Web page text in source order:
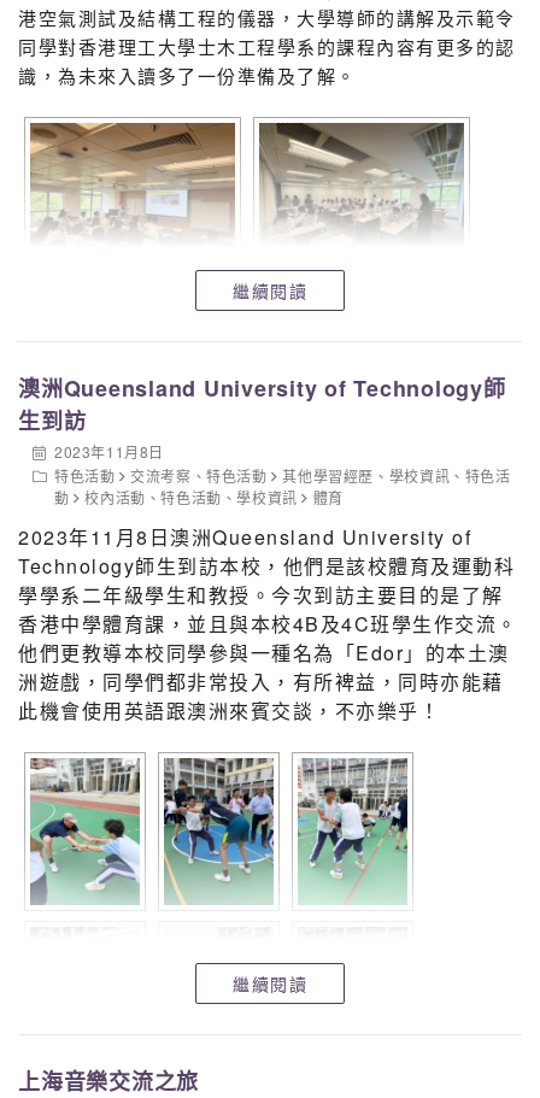
港空氣測試及結構工程的儀器，大學導師的講解及示範令
同學對香港理工大學士木工程學系的課程內容有更多的認
識，為未來入讀多了一份準備及了解。
繼續閱讀
澳洲Queensland University of Technology師
生到訪
2023年11月8日
特色活動
交流考察 、特色活動 其他學習經歷 、 學校資訊 、 特色活
動
校內活動 、特色活動 、學校資訊 體育
2023年11月8日澳洲Queensland University of
Technology師生到訪本校，他們是該校體育及運動科
學學系二年級學生和教授。今次到訪主要目的是了解
香港中學體育課，並且與本校4B及4C班學生作交流。
他們更教導本校同學參與一種名為「Edor」的本土澳
洲遊戲，同學們都非常投入，有所裨益，同時亦能藉
此機會使用英語跟澳洲來賓交談，不亦樂乎！
繼續閱讀
上海音樂交流之旅